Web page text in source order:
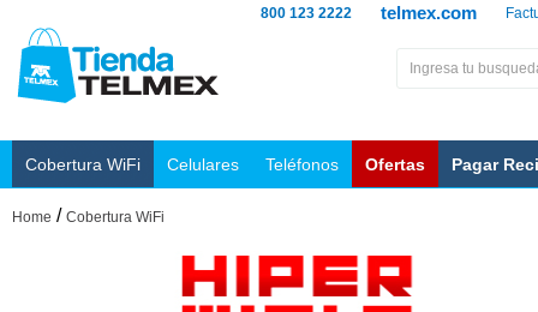
telmex.com
800 123 2222
Cobertura WiFi Celulares Teléfonos Ofertas Pagar
Home / Cobertura WiFi